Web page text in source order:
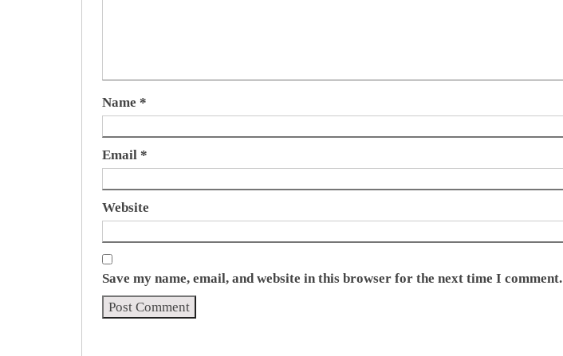
Name *
Email *
Website
Save my name, email, and website in this browser for the next time I comment.